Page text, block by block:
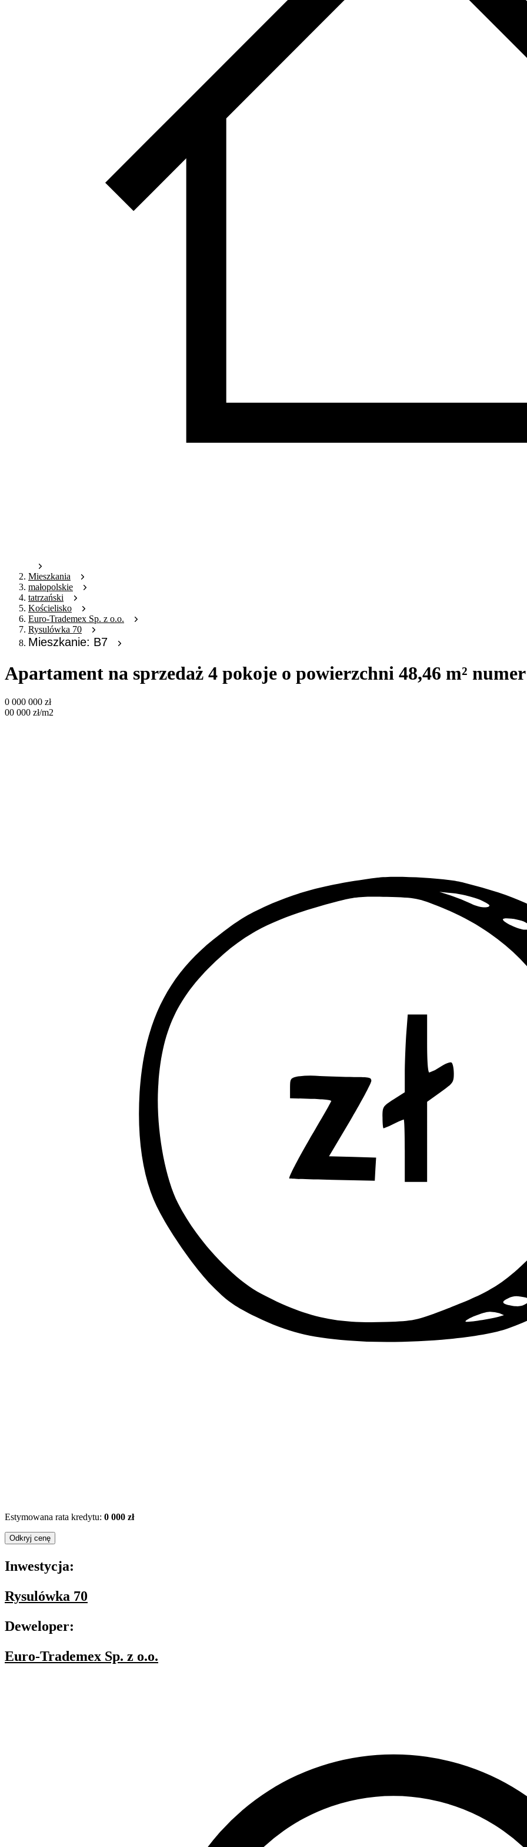
Mieszkania
małopolskie
tatrzański
Kościelisko
Euro-Trademex Sp. z o.o.
Rysulówka 70
Mieszkanie: B7
Apartament na sprzedaż 4 pokoje o powierzchni 48,46 m²
0 000 000 zł
00 000 zł/m2
Estymowana rata kredytu: 0 000 zł
Odkryj cenę
Inwestycja:
Rysulówka 70
Deweloper:
Euro-Trademex Sp. z o.o.